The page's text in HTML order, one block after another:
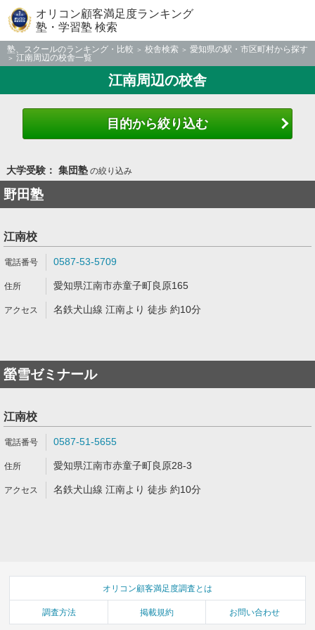
オリコン顧客満足度ランキング
塾・学習塾 検索
塾、スクールのランキング・比較 校舎検索
愛知県の駅・市区町村から探す
江南周辺の校舎一覧
江南周辺の校舎
目的から絞り込む
大学受験： 集団塾の絞り込み
野田塾
江南校
0587-53-5709
愛知県江南市赤童子町良原165
名鉄犬山線 江南より 徒歩 約10分
螢雪ゼミナール
江南校
0587-51-5655
愛知県江南市赤童子町良原28-3
名鉄犬山線 江南より 徒歩 約10分
オリコン顧客満足度調査とは
調査方法 掲載規約 お問い合わせ